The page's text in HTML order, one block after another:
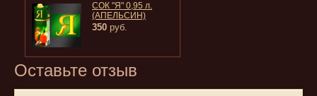
СОК "Я" 0,95 л.
(АПЕЛЬСИН)
350 руб.
Оставьте отзыв